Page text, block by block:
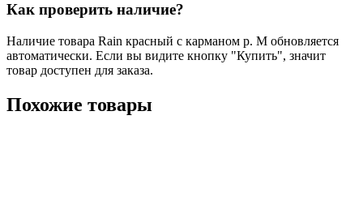
Как проверить наличие?
Наличие товара Rain красный с карманом р. M обновляется
автоматически. Если вы видите кнопку "Купить", значит
товар доступен для заказа.
Похожие товары